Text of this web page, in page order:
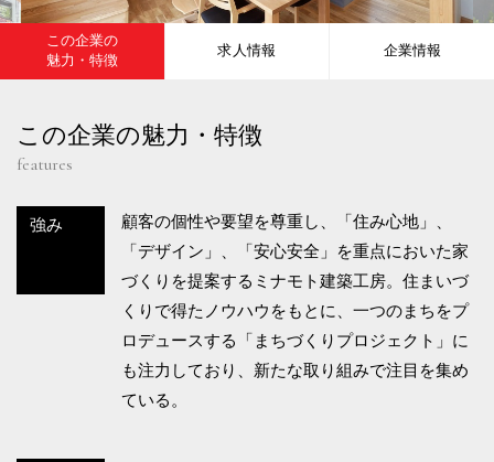
この企業の
魅力・特徴
求人情報 企業情報
この企業の魅力・特徴
features
強み
顧客の個性や要望を尊重し、「住み心地」、
「デザイン」、「安心安全」を重点においた家
づくりを提案するミナモト建築工房。住まいづ
くりで得たノウハウをもとに、一つのまちをプ
ロデュースする「まちづくりプロジェクト」に
も注力しており、新たな取り組みで注目を集め
ている。